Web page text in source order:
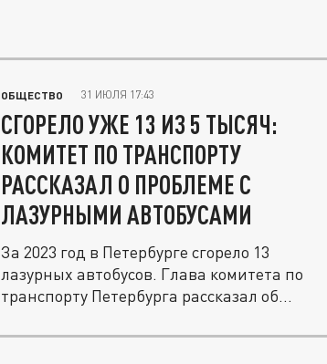
ОБЩЕСТВО 31 ИЮЛЯ 17:43
СГОРЕЛО УЖЕ 13 ИЗ 5 ТЫСЯЧ:
КОМИТЕТ ПО ТРАНСПОРТУ
РАССКАЗАЛ О ПРОБЛЕМЕ С
ЛАЗУРНЫМИ АВТОБУСАМИ
За 2023 год в Петербурге сгорело 13
лазурных автобусов. Глава комитета по
транспорту Петербурга рассказал об...